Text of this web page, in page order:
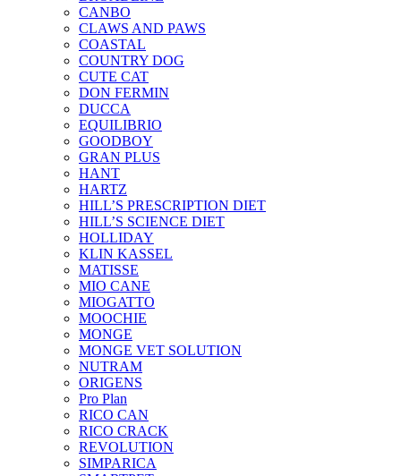
CANBO
CLAWS AND PAWS
COASTAL
COUNTRY DOG
CUTE CAT
DON FERMIN
DUCCA
EQUILIBRIO
GOODBOY
GRAN PLUS
HANT
HARTZ
HILL’S PRESCRIPTION DIET
HILL’S SCIENCE DIET
HOLLIDAY
KLIN KASSEL
MATISSE
MIO CANE
MIOGATTO
MOOCHIE
MONGE
MONGE VET SOLUTION
NUTRAM
ORIGENS
Pro Plan
RICO CAN
RICO CRACK
REVOLUTION
SIMPARICA